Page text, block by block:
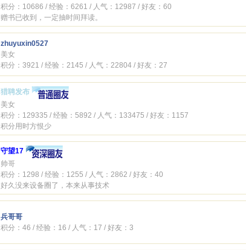
积分：10686 / 经验：6261 / 人气：12987 / 好友：60
赠书已收到，一定抽时间拜读。
zhuyuxin0527
美女
积分：3921 / 经验：2145 / 人气：22804 / 好友：27
猎聘发布
美女
积分：129335 / 经验：5892 / 人气：133475 / 好友：1157
积分用时方恨少
守望17
帅哥
积分：1298 / 经验：1255 / 人气：2862 / 好友：40
好久没来设备圈了，本来从事技术
兵哥哥
积分：46 / 经验：16 / 人气：17 / 好友：3